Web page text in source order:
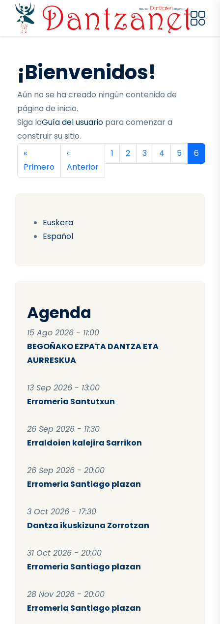
Pasar al contenido principal
Euskera
Español
Agenda
15 Ago 2026 - 11:00
BEGOÑAKO EZPATA DANTZA ETA
AURRESKUA
13 Sep 2026 - 13:00
Erromeria Santutxun
26 Sep 2026 - 11:30
Erraldoien kalejira Sarrikon
26 Sep 2026 - 20:00
Erromeria Santiago plazan
3 Oct 2026 - 17:30
Dantza ikuskizuna Zorrotzan
31 Oct 2026 - 20:00
Erromeria Santiago plazan
28 Nov 2026 - 20:00
Erromeria Santiago plazan
¡Bienvenidos!
Aún no se ha creado ningún contenido de
página de inicio.
Siga laGuía del usuario para comenzar a
construir su sitio.
Paginación
Primera página
«
Primero
Página anterior
‹
Anterior
Página
1 Página
2 Página
3 Página
4 Página
5 6